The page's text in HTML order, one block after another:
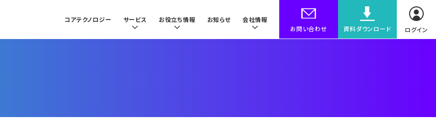
コアテクノロジー サービス お役立ち情報 お知らせ
会社情報
お問い合わせ
資料ダウンロード ログイン